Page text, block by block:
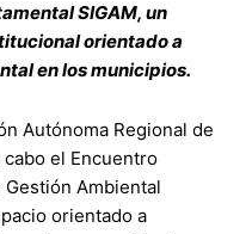
SIGAM, un
orientado a
en los municipios.
Autónoma Regional de
cabo el Encuentro
Ambiental
orientado a